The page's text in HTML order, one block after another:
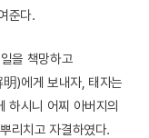
준다.
을 책망하고
)에게 보내자, 태자는
하시니 어찌 아버지의
리치고 자결하였다.